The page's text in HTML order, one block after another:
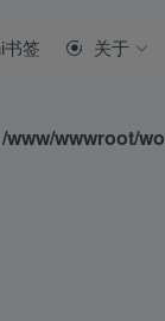
/www/wwwroot/
书签 关于